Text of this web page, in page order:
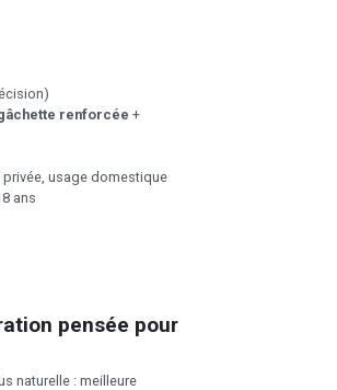
renforcée +
privée, usage domestique
ans
pensée pour
naturelle : meilleure